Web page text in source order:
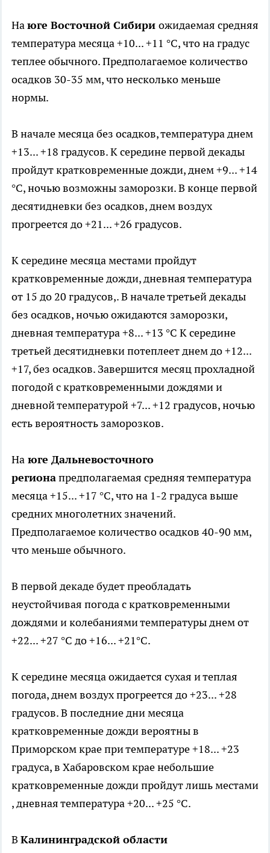
Наюге Восточной Сибири ожидаемая средняя
температура месяца +10... +11 °С, что на градус
теплее обычного. Предполагаемое количество
осадков 30-35 мм, что несколько меньше
нормы.
В начале месяца без осадков, температура днем
+13... +18 градусов. К середине первой декады
пройдут кратковременные дожди, днем +9... +14
°С, ночью возможны заморозки. В конце первой
десятидневки без осадков, днем воздух
прогреется до +21... +26 градусов.
К середине месяца местами пройдут
кратковременные дожди, дневная температура
от 15 до 20 градусов,. В начале третьей декады
без осадков, ночью ожидаются заморозки,
дневная температура +8... +13 °С К середине
третьей десятидневки потеплеет днем до +12...
+17, без осадков. Завершится месяц прохладной
погодой с кратковременными дождями и
дневной температурой +7... +12 градусов, ночью
есть вероятность заморозков.
На юге Дальневосточного
регионапредполагаемая средняя температура
месяца +15... +17 °С, что на 1-2 градуса выше
средних многолетних значений.
Предполагаемое количество осадков 40-90 мм,
что меньше обычного.
В первой декаде будет преобладать
неустойчивая погода с кратковременными
дождями и колебаниями температуры днем от
+22... +27 °С до +16... +21°С.
К середине месяца ожидается сухая и теплая
погода, днем воздух прогреется до +23... +28
градусов. В последние дни месяца
кратковременные дожди вероятны в
Приморском крае при температуре +18... +23
градуса, в Хабаровском крае небольшие
кратковременные дожди пройдут лишь местами
, дневная температура +20... +25 °С.
В Калининградской области